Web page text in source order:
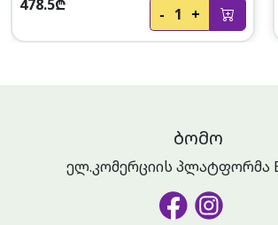
478.5₾ - 1 +
ᲑᲝᲛᲝ
ელ.კომერციის პლატფორმა